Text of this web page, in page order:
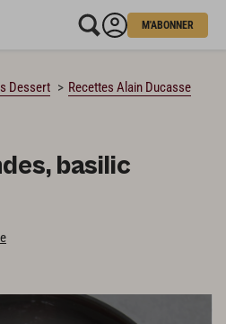
M'ABONNER
Dessert
Recettes Alain Ducasse
basilic